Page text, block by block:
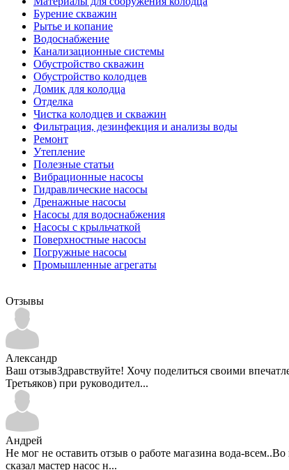
Бурение скважин
Рытье и копание
Водоснабжение
Канализационные системы
Обустройство скважин
Обустройство колодцев
Домик для колодца
Отделка
Чистка колодцев и скважин
Фильтрация, дезинфекция и анализы воды
Ремонт
Утепление
Полезные статьи
Вибрационные насосы
Гидравлические насосы
Дренажные насосы
Насосы для водоснабжения
Насосы с крыльчаткой
Поверхностные насосы
Погружные насосы
Промышленные агрегаты
Отзывы
Александр
Ваш отзывЗдравствуйте! Хочу поделиться своими
Третьяков) при руководител...
Андрей
Не мог не оставить отзыв о работе магазина вода-
сказал мастер насос н...